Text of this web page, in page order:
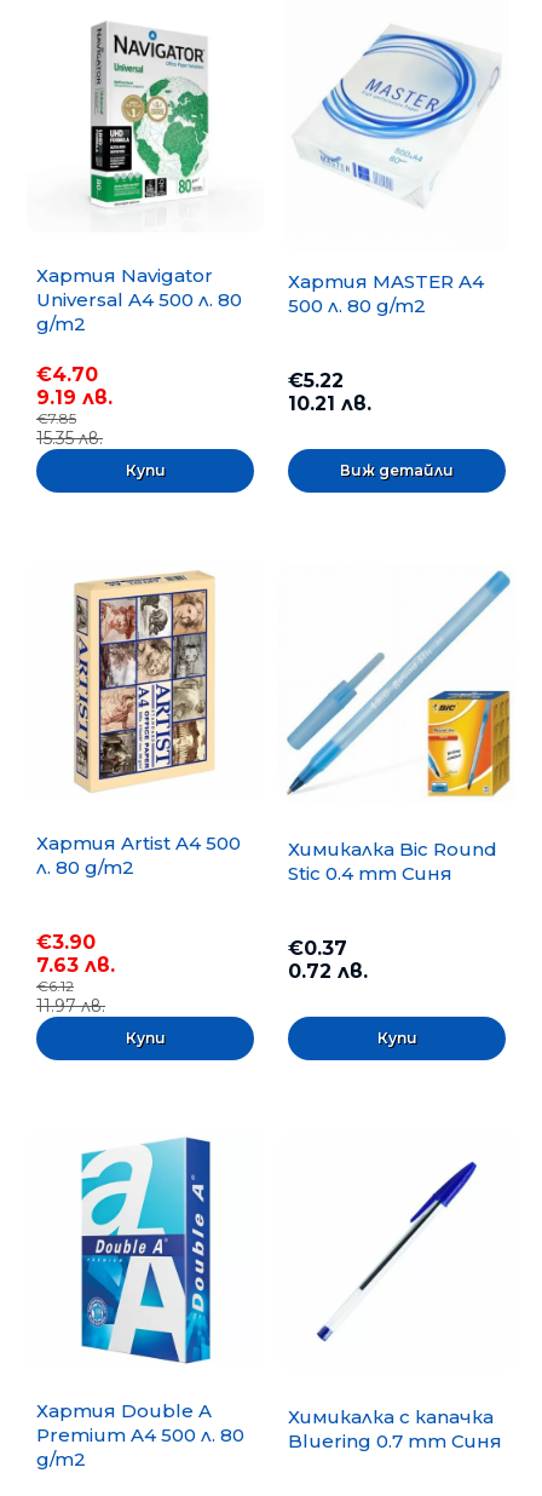
Хартия Navigator
Universal A4 500 л. 80
g/m2
€4.70
9.19 лв.
€7.85
15.35 лв.
Хартия MASTER A4
500 л. 80 g/m2
€5.22
10.21 лв.
Виж детайли
Хартия Artist A4 500
л. 80 g/m2
€3.90
7.63 лв.
€6.12
11.97 лв.
Химикалка Bic Round
Stic 0.4 mm Синя
€0.37
0.72 лв.
Хартия Double A
Premium A4 500 л. 80
g/m2
Химикалка с капачка
Bluering 0.7 mm Синя